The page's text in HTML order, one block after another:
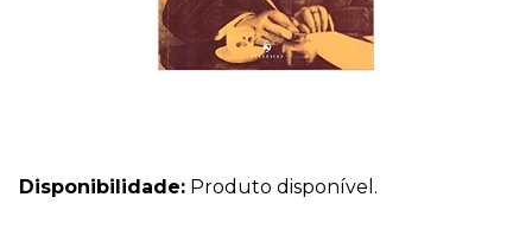
Disponibilidade: Produto disponível.